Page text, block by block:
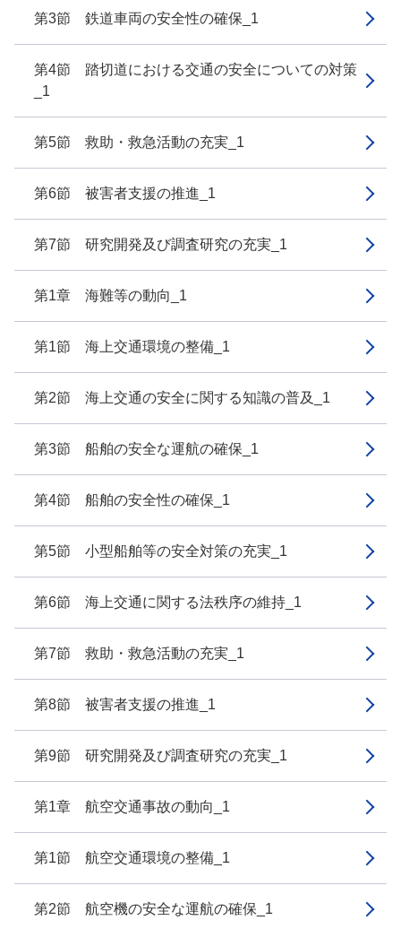
第3節 鉄道車両の安全性の確保_1
第4節 踏切道における交通の安全についての対策
_1
第5節 救助・救急活動の充実_1
第6節 被害者支援の推進_1
第7節 研究開発及び調査研究の充実_1
第1章 海難等の動向_1
第1節 海上交通環境の整備_1
第2節 海上交通の安全に関する知識の普及_1
第3節 船舶の安全な運航の確保_1
第4節 船舶の安全性の確保_1
第5節 小型船舶等の安全対策の充実_1
第6節 海上交通に関する法秩序の維持_1
第7節 救助・救急活動の充実_1
第8節 被害者支援の推進_1
第9節 研究開発及び調査研究の充実_1
第1章 航空交通事故の動向_1
第1節 航空交通環境の整備_1
第2節 航空機の安全な運航の確保_1